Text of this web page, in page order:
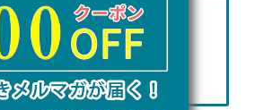
モズ）マルチポーチの
大｜あなたにぴったりの
を見つけよう」